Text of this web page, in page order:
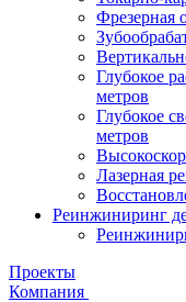
Фрезерная
Глубокое
метров
Глубокое
метров
Лазерная
Реинжиниринг
Проекты
Компания